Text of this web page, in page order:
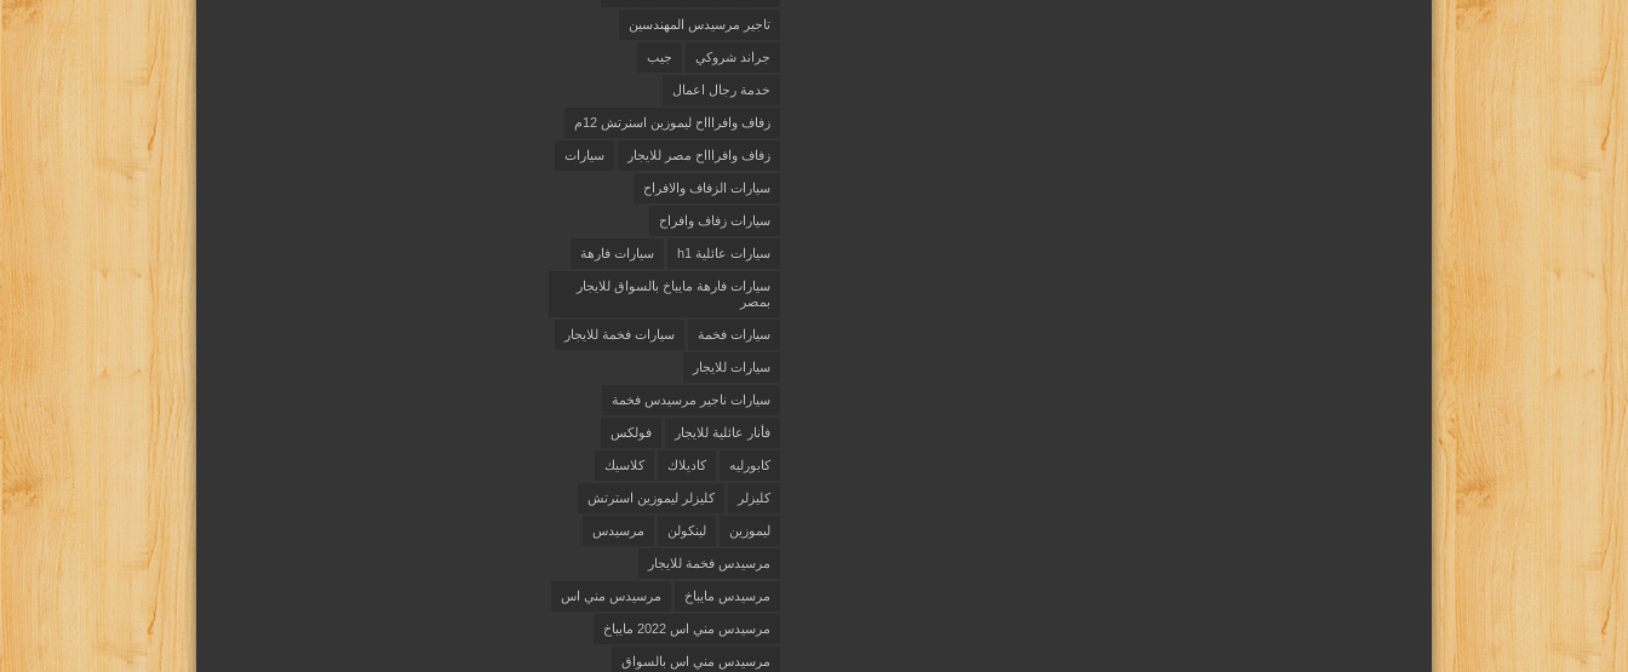
تاجير مرسيدس المهندسين
جراند شروكي جيب
خدمة رجال اعمال
زفاف وافراااح ليموزين اسنرتش 12م
زفاف وافراااح مصر للايجار سيارات
سيارات الزفاف والافراح
سيارات زفاف وافراح
سيارات عائلية h1 سيارات فارهة
سيارات فارهة مايباخ بالسواق للايجار
بمصر
سيارات فخمة سيارات فخمة للايجار
سيارات للايجار
سيارات ناجير مرسيدس فخمة
فأنار عائلية للايجار فولكس
كابورليه كاديلاك كلاسيك
كليزلر كليزلر ليموزين استرتش
ليموزين لينكولن مرسيدس
مرسيدس فخمة للايجار
مرسيدس مايباخ مرسيدس مني اس
مرسيدس مني اس 2022 مايباخ
مرسيدس مني اس بالسواق